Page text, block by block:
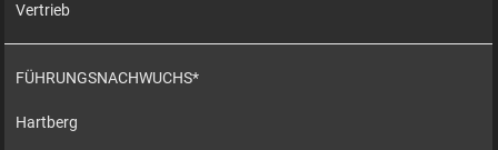
Vertrieb
FÜHRUNGSNACHWUCHS*
Hartberg